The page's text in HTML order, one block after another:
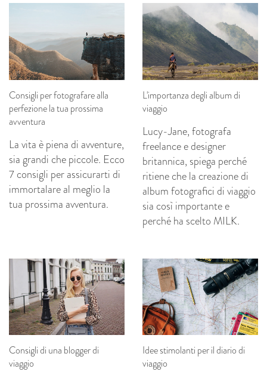
Consigli per fotografare alla
perfezione la tua prossima
avventura
La vita è piena di avventure,
sia grandi che piccole. Ecco
7 consigli per assicurarti di
immortalare al meglio la
tua prossima avventura.
L'importanza degli album di
viaggio
Lucy-Jane, fotografa
freelance e designer
britannica, spiega perché
ritiene che la creazione di
album fotografici di viaggio
sia così importante e
perché ha scelto MILK.
Consigli di una blogger di
viaggio
Idee stimolanti per il diario di
viaggio